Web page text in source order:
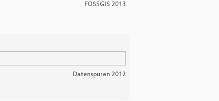
FOSSGIS 2013
Datenspuren 2012